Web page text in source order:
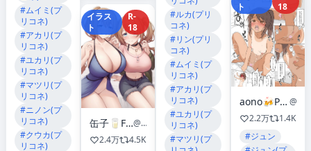
#ムイミ(プ
リコネ)
#アカリ(プ
リコネ)
#ユカリ(プ
リコネ)
#マツリ(プ
リコネ)
#ニノン(プ
リコネ)
#クウカ(プ
リコネ)
イラス
ト
R-
18
缶子🥛FANBOX &Patreon✨
@orz_can
2.4万
4.5K
#ルカ(プリ
コネ)
#リン(プリ
コネ)
#ムイミ(プ
リコネ)
#アカリ(プ
リコネ)
#ユカリ(プ
リコネ)
#マツリ(プ
ト
18
aono🍻Pixiv FANBOX始めました🍻
2.2万
1.4K
#ジュン